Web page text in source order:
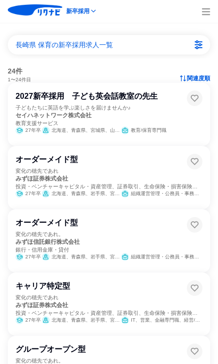
新卒採用
長崎県 保育の新卒採用求人一覧
24件
1〜24件目 関連度順
2027新卒採用 子ども英会話教室の先生
子どもたちに英語を学ぶ楽しさを届けませんか♪
セイハネットワーク株式会社
教育支援サービス
27年卒 北海道、青森県、宮城県、山形県、福島県、茨城県、群馬県、埼玉県、千葉県、東京都、神奈川県、新潟県、富山県、石川県、福井県、山梨県、長野県、岐阜県、静岡県、愛知県、三重県、滋賀県、京都府、大阪府、兵庫県、奈良県、和歌山県、鳥取県、島根県、岡山県、広島県、山口県、徳島県、香川県、愛媛県、福岡県、佐賀県、長崎県、熊本県、大分県、宮崎県、鹿児島県、沖縄県 教育/保育専門職
オーダーメイド型
変化の穂先であれ
みずほ証券株式会社
投資・ベンチャーキャピタル・資産管理、証券取引、生命保険・損害保険・
保険サービス
27年卒 北海道、青森県、岩手県、宮城県、秋田県、山形県、福島県、茨城県、栃木県、群馬県、埼玉県、千葉県、東京都、神奈川県、新潟県、富山県、石川県、福井県、山梨県、長野県、岐阜県、静岡県、愛知県、三重県、滋賀県、京都府、大阪府、兵庫県、奈良県、和歌山県、鳥取県、島根県、岡山県、広島県、山口県、徳島県、香川県、愛媛県、高知県、福岡県、佐賀県、長崎県、熊本県、大分県、宮崎県、鹿児島県、沖縄県 組織運営管理・公務員・事務系職種
オーダーメイド型
変化の穂先であれ。
みずほ信託銀行株式会社
銀行・信用金庫・貸付
27年卒 北海道、青森県、岩手県、宮城県、秋田県、山形県、福島県、茨城県、栃木県、群馬県、埼玉県、千葉県、東京都、神奈川県、新潟県、富山県、石川県、福井県、山梨県、長野県、岐阜県、静岡県、愛知県、三重県、滋賀県、京都府、大阪府、兵庫県、奈良県、和歌山県、鳥取県、島根県、岡山県、広島県、山口県、徳島県、香川県、愛媛県、高知県、福岡県、佐賀県、長崎県、熊本県、大分県、宮崎県、鹿児島県、沖縄県 組織運営管理・公務員・事務系職種
キャリア特定型
変化の穂先であれ
みずほ証券株式会社
投資・ベンチャーキャピタル・資産管理、証券取引、生命保険・損害保険・
保険サービス
27年卒 北海道、青森県、岩手県、宮城県、秋田県、山形県、福島県、茨城県、栃木県、群馬県、埼玉県、千葉県、東京都、神奈川県、新潟県、富山県、石川県、福井県、山梨県、長野県、岐阜県、静岡県、愛知県、三重県、滋賀県、京都府、大阪府、兵庫県、奈良県、和歌山県、鳥取県、島根県、岡山県、広島県、山口県、徳島県、香川県、愛媛県、高知県、福岡県、佐賀県、長崎県、熊本県、大分県、宮崎県、鹿児島県、沖縄県 IT、営業、金融専門職、経営/事業企画
グループオープン型
変化の穂先であれ。